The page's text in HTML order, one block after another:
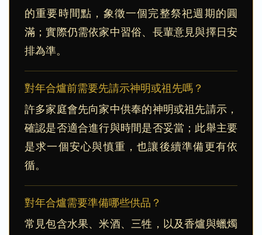
的重要時間點，象徵一個完整祭祀週期的圓
滿；實際仍需依家中習俗、長輩意見與擇日安
排為準。
對年合爐前需要先請示神明或祖先嗎？
許多家庭會先向家中供奉的神明或祖先請示，
確認是否適合進行與時間是否妥當；此舉主要
是求一個安心與慎重，也讓後續準備更有依
循。
對年合爐需要準備哪些供品？
常見包含水果、米酒、三牲，以及香爐與蠟燭